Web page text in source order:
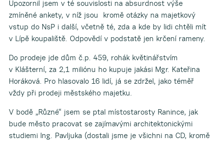
Upozornil jsem v té souvislosti na absurdnost výše
zmíněné ankety, v níž jsou kromě otázky na majetkový
vstup do NsP i další, včetně té, zda a kde by lidi chtěli mít
v Lípě koupaliště. Odpovědí v podstatě jen krčení rameny.
Do prodeje jde dům č.p. 459, rohák květinářstvím
v Klášterní, za 2,1 miliónu ho kupuje jakási Mgr. Kateřina
Horáková. Pro hlasovalo 16 lidí, já se zdržel, jako téměř
vždy při prodeji městského majetku.
V bodě „Různé“ jsem se ptal místostarosty Ranince, jak
bude město pracovat se zajímavými architektonickými
studiemi Ing. Pavljuka (dostali jsme je všichni na CD, kromě